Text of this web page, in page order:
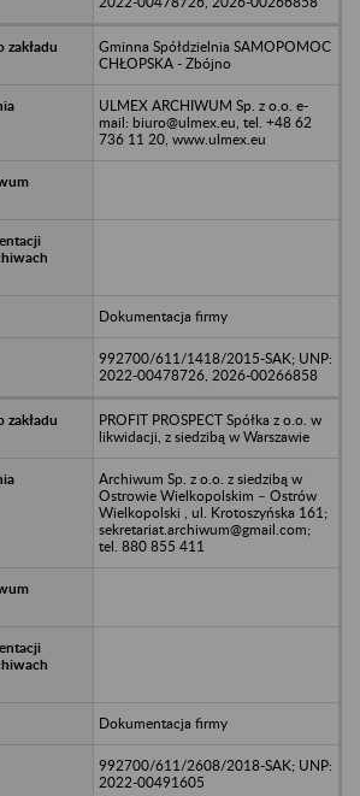
Gminna Spółdzielnia SAMOPOMOC
CHŁOPSKA - Zbójno
ULMEX ARCHIWUM Sp. z o.o. e-
mail: biuro@ulmex.eu, tel. +48 62
736 11 20, www.ulmex.eu
Dokumentacja firmy
992700/611/1418/2015-SAK; UNP:
2022-00478726, 2026-00266858
PROFIT PROSPECT Spółka z o.o. w
likwidacji, z siedzibą w Warszawie
Archiwum Sp. z o.o. z siedzibą w
Ostrowie Wielkopolskim – Ostrów
Wielkopolski , ul. Krotoszyńska 161;
sekretariat.archiwum@gmail.com;
tel. 880 855 411
Dokumentacja firmy
992700/611/2608/2018-SAK; UNP:
2022-00491605